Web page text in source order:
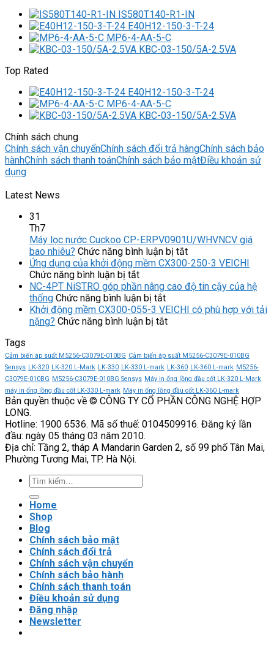
IS580T140-R1-IN
E40H12-150-3-T-24
MP6-4-AA-5-C
KBC-03-150/5A-2.5VA
Top Rated
E40H12-150-3-T-24
MP6-4-AA-5-C
KBC-03-150/5A-2.5VA
Chính sách chung
Chính sách vận chuyểnChính sách đổi trả hàngChính sách bảo
hànhChính sách thanh toánChính sách bảo mậtĐiều khoản sử
dụng
Latest News
31
Th7
Máy lọc nước Cuckoo CP-ERPV0901U/WHVNCV giá
bao nhiêu? Chức năng bình luận bị tắtở
Máy
nước
CP-
nhiêu?
Ứng dụng của khởi động mềm CX300-250-3 VEICHI
Chức năng bình luận bị tắtở
Ứng
dụng
của
khởi
CX300-
250-
3
VEICHI
NC-4PT NiSTRO góp phần nâng cao độ tin cậy của hệ
thống Chức năng bình luận bị tắtở
NC-
4PT
phần
nâng
cao
độ
tin
của
thống
Khởi động mềm CX300-055-3 VEICHI có phù hợp với tải
nặng? Chức năng bình luận bị tắtở
mềm
CX300-
055-
3
VEICHI
phù
với
Tags
Cảm biến áp suất M5256-C3079E-010BG Cảm biến áp suất M5256-C3079E-010BG
Sensys LK-320 LK-320 L-Mark LK-330 LK-330 L-mark LK-360 LK-360 L-mark M5256-
C3079E-010BG M5256-C3079E-010BG Sensys Máy in ống lồng đầu cốt LK-320 L-Mark
máy in ống lồng đầu cốt LK-330 L-mark Máy in ống lồng đầu cốt LK-360 L-mark
Bản quyền thuộc về © CÔNG TY CỔ PHẦN CÔNG NGHỆ HỢP
LONG.
Hotline: 1900 6536. Mã số thuế: 0104509916. Đăng ký lần
đầu: ngày 05 tháng 03 năm 2010.
Địa chỉ: Tầng 2, tháp A Mandarin Garden 2, số 99 phố Tân Mai,
Phường Tương Mai, TP. Hà Nội.
Tìm
Home
Shop
Blog
Chính sách bảo mật
Chính sách đổi trả
Chính sách vận chuyển
Chính sách bảo hành
Chính sách thanh toán
Điều khoản sử dụng
Đăng nhập
Newsletter